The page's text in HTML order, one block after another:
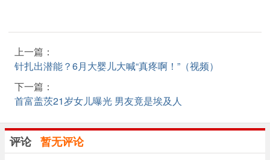
上一篇：
针扎出潜能？6月大婴儿大喊“真疼啊！”（视频）
下一篇：
首富盖茨21岁女儿曝光 男友竟是埃及人
评论 暂无评论